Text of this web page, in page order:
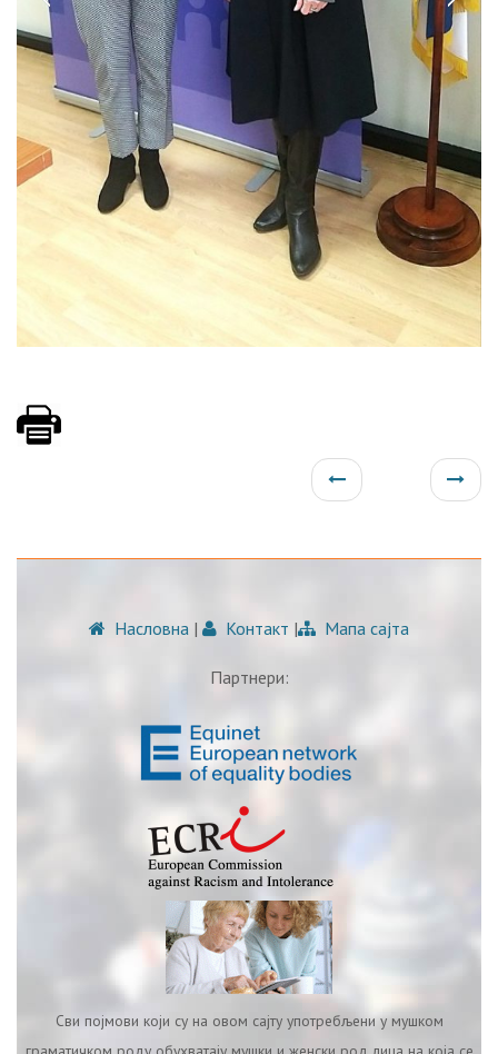
Насловна | Контакт | Мапа сајта
Партнери:
Сви појмови који су на овом сајту употребљени у мушком